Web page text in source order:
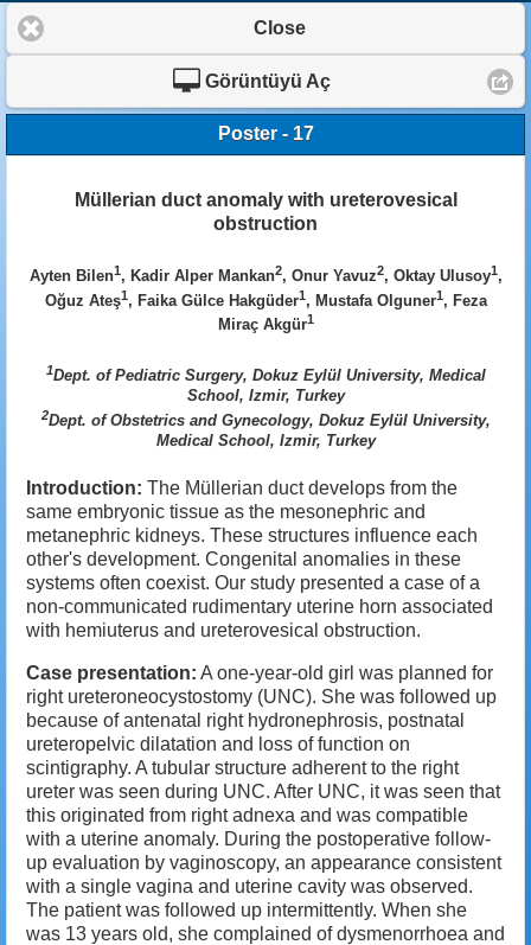
Close
Görüntüyü Aç
Poster - 17
Müllerian duct anomaly with ureterovesical
obstruction
Ayten Bilen1, Kadir Alper Mankan2, Onur Yavuz2, Oktay Ulusoy1,
Oğuz Ateş1, Faika Gülce Hakgüder1, Mustafa Olguner1, Feza
Miraç Akgür1
1Dept. of Pediatric Surgery, Dokuz Eylül University, Medical
School, Izmir, Turkey
2Dept. of Obstetrics and Gynecology, Dokuz Eylül University,
Medical School, Izmir, Turkey
Introduction: The Müllerian duct develops from the
same embryonic tissue as the mesonephric and
metanephric kidneys. These structures influence each
other's development. Congenital anomalies in these
systems often coexist. Our study presented a case of a
non-communicated rudimentary uterine horn associated
with hemiuterus and ureterovesical obstruction.
Case presentation: A one-year-old girl was planned for
right ureteroneocystostomy (UNC). She was followed up
because of antenatal right hydronephrosis, postnatal
ureteropelvic dilatation and loss of function on
scintigraphy. A tubular structure adherent to the right
ureter was seen during UNC. After UNC, it was seen that
this originated from right adnexa and was compatible
with a uterine anomaly. During the postoperative follow-
up evaluation by vaginoscopy, an appearance consistent
with a single vagina and uterine cavity was observed.
The patient was followed up intermittently. When she
was 13 years old, she complained of dysmenorrhoea and